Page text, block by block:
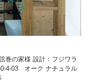
巻の家様 設計：フジワラ
4-03 オーク ナチュラル